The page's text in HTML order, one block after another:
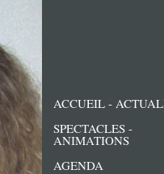
ACCUEIL -
SPECTACLES -
ANIMATIONS
AGENDA